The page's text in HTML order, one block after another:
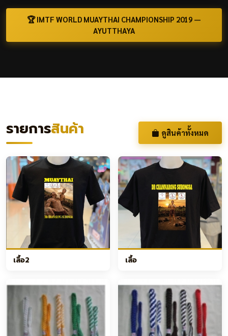
🏆 IMTF WORLD MUAYTHAI CHAMPIONSHIP 2019 —
AYUTTHAYA
รายการสินค้า ดูสินค้าทั้งหมด
เสื้อ2 เสื้อ